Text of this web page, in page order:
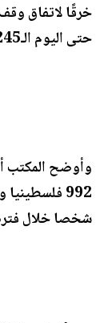
خرقًا لاتفاق
حتى اليوم الـ245 من الاتفاق.
وأوضح المكتب
شخصا خلال